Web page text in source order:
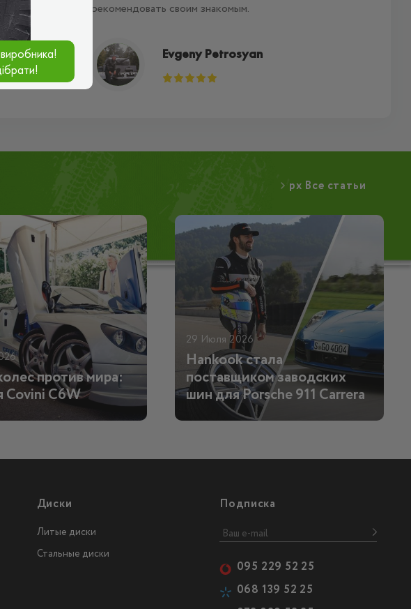
рекомендовать своим знакомым.
Evgeny Petrosyan
px Все статьи
против мира:
Covini C6W
29 Июля 2026
Hankook стала
поставщиком заводских
шин для Porsche 911 Carrera
Диски
Литые диски
Стальные диски
Подписка
095 229 52 25
068 139 52 25